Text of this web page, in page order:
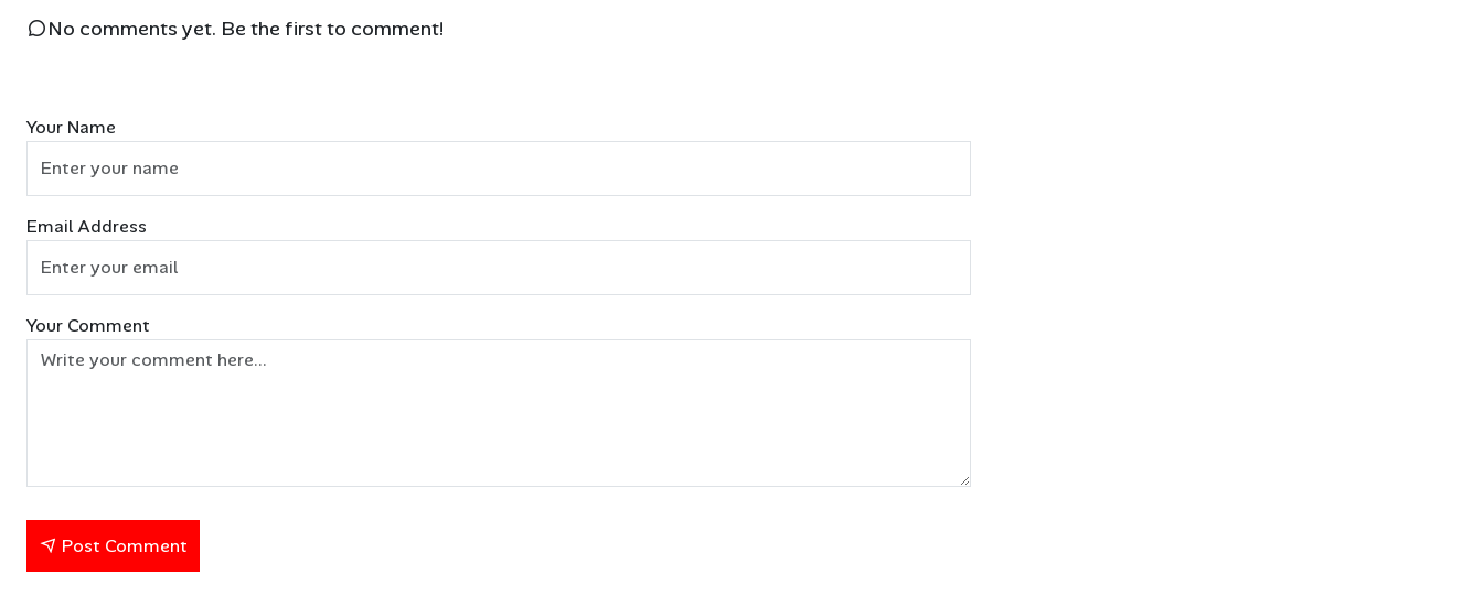
No comments yet. Be the first to comment!
Your Name
Email Address
Your Comment
Post Comment